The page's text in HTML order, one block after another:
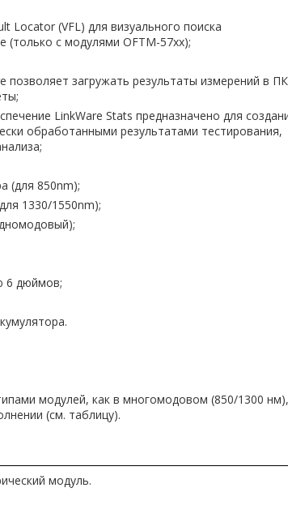
Locator (VFL) для визуального поиска
(только с модулями OFTM-57xx);
позволяет загружать результаты измерений в
LinkWare Stats предназначено для
обработанными результатами тестирования,
(для 850nm);
1330/1550nm);
6 дюймов;
модулей, как в многомодовом (850/1300 нм),
(см. таблицу).
модуль.